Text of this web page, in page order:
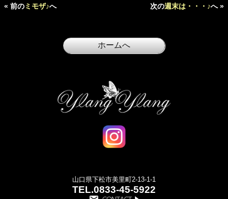
« 前のミモザ♪へ 次の週末は・・・♪へ »
山口県下松市美里町2-13-1-1
TEL.0833-45-5922